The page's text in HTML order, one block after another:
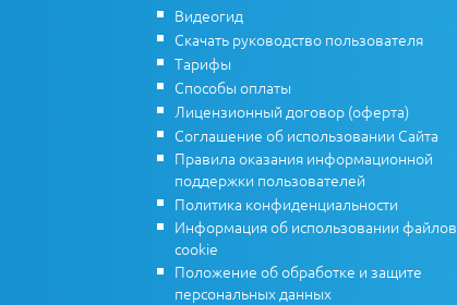
Видеогид
Скачать руководство пользователя
Тарифы
Способы оплаты
Лицензионный договор (оферта)
Соглашение об использовании Сайта
Правила оказания информационной
поддержки пользователей
Политика конфиденциальности
Информация об использовании файлов
cookie
Положение об обработке и защите
персональных данных